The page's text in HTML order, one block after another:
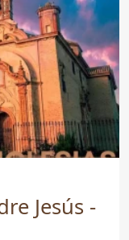
Jesús -